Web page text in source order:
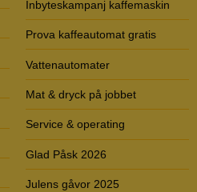
Inbyteskampanj kaffemaskin
Prova kaffeautomat gratis
Vattenautomater
Mat & dryck på jobbet
Service & operating
Glad Påsk 2026
Julens gåvor 2025